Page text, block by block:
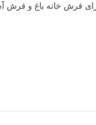
کف‌پوش‌ها برای فرش خانه